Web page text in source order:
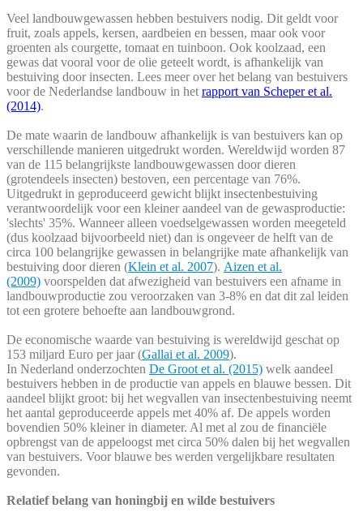
Veel landbouwgewassen hebben bestuivers nodig. Dit geldt voor
fruit, zoals appels, kersen, aardbeien en bessen, maar ook voor
groenten als courgette, tomaat en tuinboon. Ook koolzaad, een
gewas dat vooral voor de olie geteelt wordt, is afhankelijk van
bestuiving door insecten. Lees meer over het belang van bestuivers
voor de Nederlandse landbouw in het rapport van Scheper et al.
(2014).
De mate waarin de landbouw afhankelijk is van bestuivers kan op
verschillende manieren uitgedrukt worden. Wereldwijd worden 87
van de 115 belangrijkste landbouwgewassen door dieren
(grotendeels insecten) bestoven, een percentage van 76%.
Uitgedrukt in geproduceerd gewicht blijkt insectenbestuiving
verantwoordelijk voor een kleiner aandeel van de gewasproductie:
'slechts' 35%. Wanneer alleen voedselgewassen worden meegeteld
(dus koolzaad bijvoorbeeld niet) dan is ongeveer de helft van de
circa 100 belangrijke gewassen in belangrijke mate afhankelijk van
bestuiving door dieren (Klein et al. 2007). Aizen et al.
(2009) voorspelden dat afwezigheid van bestuivers een afname in
landbouwproductie zou veroorzaken van 3-8% en dat dit zal leiden
tot een grotere behoefte aan landbouwgrond.
De economische waarde van bestuiving is wereldwijd geschat op
153 miljard Euro per jaar (Gallai et al. 2009).
In Nederland onderzochten De Groot et al. (2015) welk aandeel
bestuivers hebben in de productie van appels en blauwe bessen. Dit
aandeel blijkt groot: bij het wegvallen van insectenbestuiving neemt
het aantal geproduceerde appels met 40% af. De appels worden
bovendien 50% kleiner in diameter. Al met al zou de financiële
opbrengst van de appeloogst met circa 50% dalen bij het wegvallen
van bestuivers. Voor blauwe bes werden vergelijkbare resultaten
gevonden.
Relatief belang van honingbij en wilde bestuivers